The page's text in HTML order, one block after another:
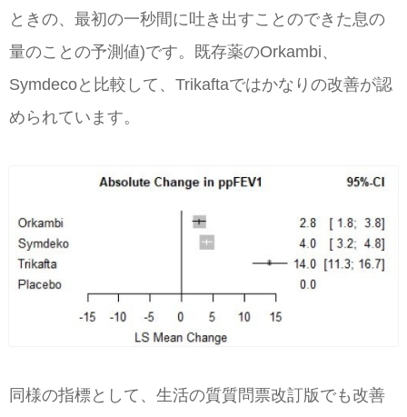
ときの、最初の一秒間に吐き出すことのできた息の
量のことの予測値)です。既存薬のOrkambi、
Symdecoと比較して、Trikaftaではかなりの改善が認
められています。
同様の指標として、生活の質質問票改訂版でも改善